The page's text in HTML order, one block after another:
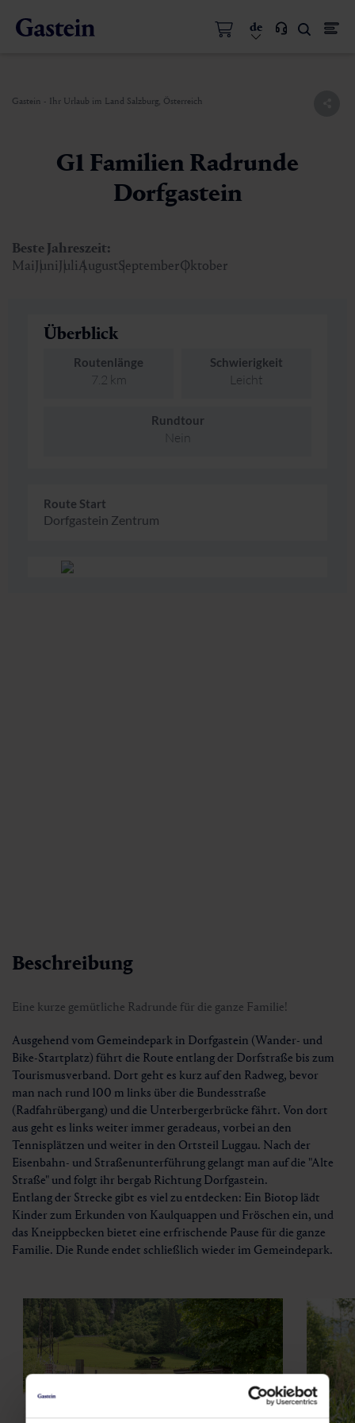
de
Gastein - Ihr Urlaub im Land Salzburg, Österreich
G1 Familien Radrunde
Dorfgastein
Beste Jahreszeit:
MaiJuniJuliAugustSeptemberOktober
Überblick
Routenlänge
7.2 km
Schwierigkeit
Leicht
Rundtour
Nein
Route Start
Dorfgastein Zentrum
Beschreibung
Eine kurze gemütliche Radrunde für die ganze Familie!
Ausgehend vom Gemeindepark in Dorfgastein (Wander- und
Bike-Startplatz) führt die Route entlang der Dorfstraße bis zum
Tourismusverband. Dort geht es kurz auf den Radweg, bevor
man nach rund 100 m links über die Bundesstraße
(Radfahrübergang) und die Unterbergerbrücke fährt. Von dort
aus geht es links weiter immer geradeaus, vorbei an den
Tennisplätzen und weiter in den Ortsteil Luggau. Nach der
Eisenbahn- und Straßenunterführung gelangt man auf die "Alte
Straße" und folgt ihr bergab Richtung Dorfgastein.
Entlang der Strecke gibt es viel zu entdecken: Ein Biotop lädt
Kinder zum Erkunden von Kaulquappen und Fröschen ein, und
das Kneippbecken bietet eine erfrischende Pause für die ganze
Familie. Die Runde endet schließlich wieder im Gemeindepark.